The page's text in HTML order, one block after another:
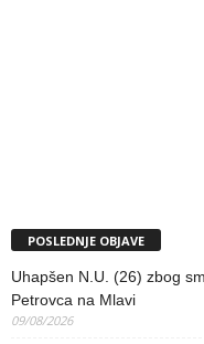
POSLEDNJE OBJAVE
Uhapšen N.U. (26) zbog
Petrovca na Mlavi
09/08/2026